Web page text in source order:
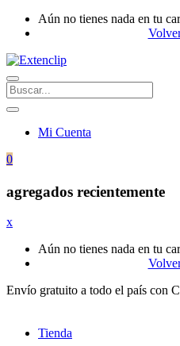
Aún no tienes nada en tu
Mi Cuenta
0
agregados recientemente
x
Aún no tienes nada en tu
Envío gratuito a todo el país con
Tienda